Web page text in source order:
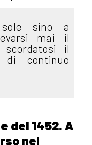
sino a
mai il
il
continuo
del 1452. A
nel